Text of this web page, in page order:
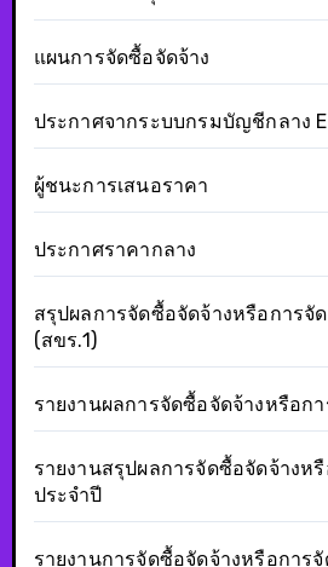
แผนการจัดซื้อจัดจ้าง
ประกาศจากระบบกรมบัญชีกลาง
ผู้ชนะการเสนอราคา
ประกาศราคากลาง
สรุปผลการจัดซื้อจัดจ้างหรือการจั
(สขร.1)
รายงานผลการจัดซื้อจัดจ้างหรือก
รายงานสรุปผลการจัดซื้อจัดจ้างห
ประจำปี
รายงานการจัดซื้อจัดจ้างหรือการ